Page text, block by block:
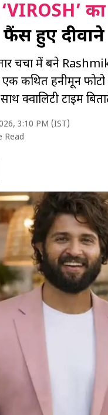
हुए दीवाने
चर्चा में बने
कथित हनीमून
क्वालिटी टाइम
3:10 PM (IST)
Read